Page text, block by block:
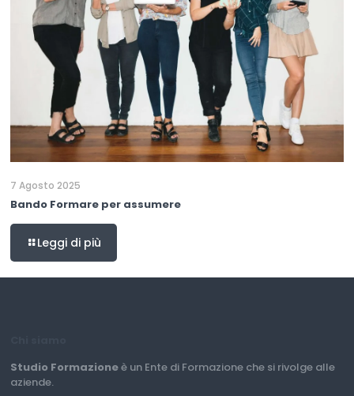
7 Agosto 2025
Bando Formare per assumere
Leggi di più
Studio Formazioneè un Ente di Formazione che si rivolge alle
aziende.